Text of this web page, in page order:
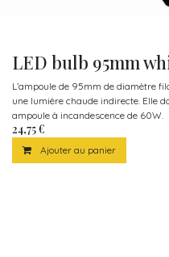
LED bulb 95mm
L’ampoule de 95mm de diamètre
une lumière chaude indirecte. Elle
ampoule à incandescence de 60W.
24,75€
Ajouter au panier